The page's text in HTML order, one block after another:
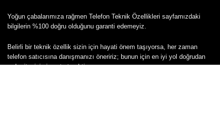
Yoğun çabalarımıza rağmen Telefon Teknik Özellikleri sayfamızdaki
bilgilerin %100 doğru olduğunu garanti edemeyiz.
Belirli bir teknik özellik sizin için hayati önem taşıyorsa, her zaman
telefon satıcısına danışmanızı öneririz; bunun için en iyi yol doğrudan
web sitesini ziyaret etmektir.